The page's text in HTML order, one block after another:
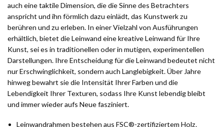
auch eine taktile Dimension, die die Sinne des Betrachters
anspricht und ihn förmlich dazu einlädt, das Kunstwerk zu
berühren und zu erleben. In einer Vielzahl von Ausführungen
erhältlich, bietet die Leinwand eine kreative Leinwand für Ihre
Kunst, sei es in traditionellen oder in mutigen, experimentellen
Darstellungen. Ihre Entscheidung für die Leinwand bedeutet nicht
nur Erschwinglichkeit, sondern auch Langlebigkeit. Über Jahre
hinweg bewahrt sie die Intensität Ihrer Farben und die
Lebendigkeit Ihrer Texturen, sodass Ihre Kunst lebendig bleibt
und immer wieder aufs Neue fasziniert.
Leinwandrahmen bestehen aus FSC®-zertifiziertem Holz.